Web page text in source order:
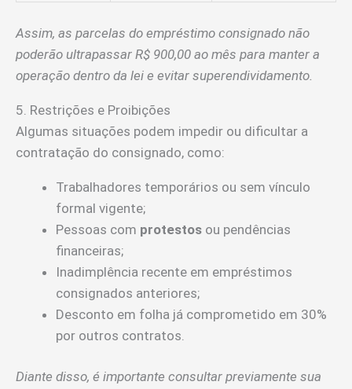
Assim, as parcelas do empréstimo consignado não
poderão ultrapassar R$ 900,00 ao mês para manter a
operação dentro da lei e evitar superendividamento.
5. Restrições e Proibições
Algumas situações podem impedir ou dificultar a
contratação do consignado, como:
Trabalhadores temporários ou sem vínculo
formal vigente;
Pessoas com protestos ou pendências
financeiras;
Inadimplência recente em empréstimos
consignados anteriores;
Desconto em folha já comprometido em 30%
por outros contratos.
Diante disso, é importante consultar previamente sua